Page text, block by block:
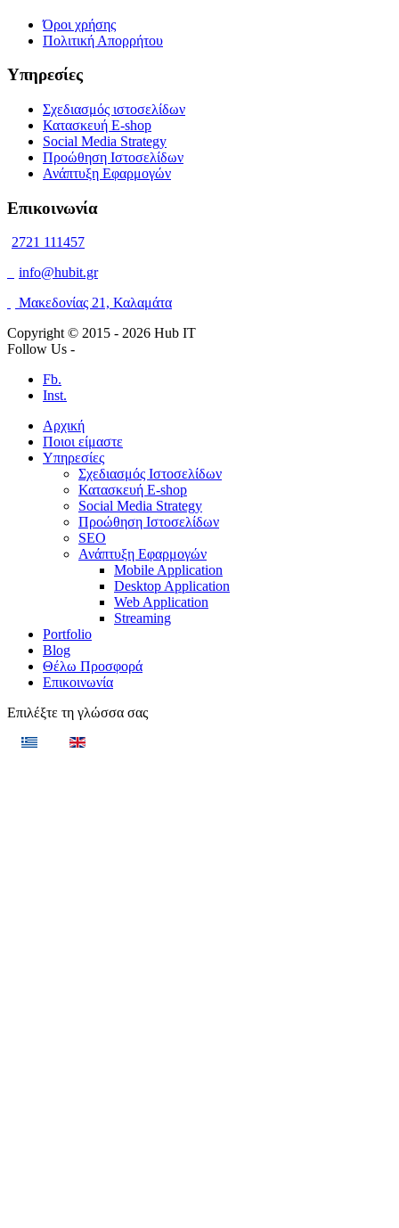
Όροι χρήσης
Πολιτική Απορρήτου
Υπηρεσίες
Σχεδιασμός ιστοσελίδων
Κατασκευή E-shop
Social Media Strategy
Προώθηση Ιστοσελίδων
Ανάπτυξη Εφαρμογών
Επικοινωνία
2721 111457
info@hubit.gr
Μακεδονίας 21, Καλαμάτα
Copyright © 2015 - 2026 Hub IT
Follow Us -
Fb.
Inst.
Αρχική
Ποιοι είμαστε
Υπηρεσίες
Σχεδιασμός Ιστοσελίδων
Κατασκευή E-shop
Social Media Strategy
Προώθηση Ιστοσελίδων
SEO
Ανάπτυξη Εφαρμογών
Mobile Application
Desktop Application
Web Application
Streaming
Portfolio
Blog
Θέλω Προσφορά
Επικοινωνία
Επιλέξτε τη γλώσσα σας